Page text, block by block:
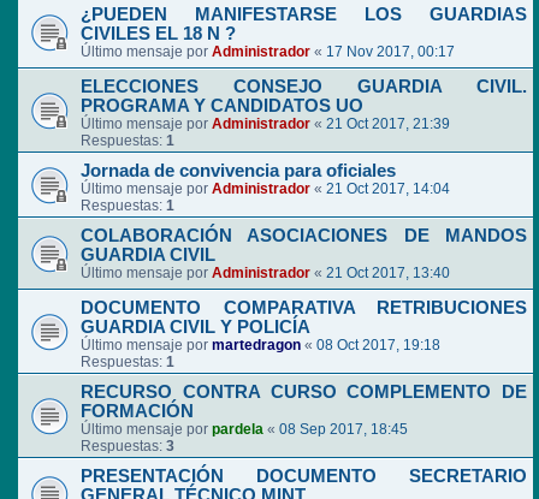
¿PUEDEN MANIFESTARSE LOS GUARDIAS
CIVILES EL 18 N ?
Último mensaje por Administrador « 17 Nov 2017, 00:17
ELECCIONES CONSEJO GUARDIA CIVIL.
PROGRAMA Y CANDIDATOS UO
Último mensaje por Administrador « 21 Oct 2017, 21:39
Respuestas: 1
Jornada de convivencia para oficiales
Último mensaje por Administrador « 21 Oct 2017, 14:04
Respuestas: 1
COLABORACIÓN ASOCIACIONES DE MANDOS
GUARDIA CIVIL
Último mensaje por Administrador « 21 Oct 2017, 13:40
DOCUMENTO COMPARATIVA RETRIBUCIONES
GUARDIA CIVIL Y POLICÍA
Último mensaje por martedragon « 08 Oct 2017, 19:18
Respuestas: 1
RECURSO CONTRA CURSO COMPLEMENTO DE
FORMACIÓN
Último mensaje por pardela « 08 Sep 2017, 18:45
Respuestas: 3
PRESENTACIÓN DOCUMENTO SECRETARIO